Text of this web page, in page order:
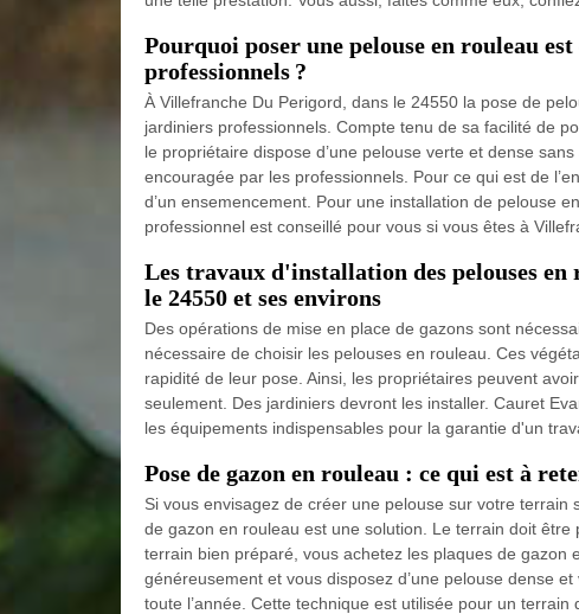
Pourquoi poser une pelouse en rouleau
professionnels ?
À Villefranche Du Perigord, dans le 24550 la pose de
jardiniers professionnels. Compte tenu de sa facilité de
le propriétaire dispose d’une pelouse verte et dense
encouragée par les professionnels. Pour ce qui est de
d’un ensemencement. Pour une installation de pelouse
professionnel est conseillé pour vous si vous êtes à
Les travaux d'installation des pelouses
le 24550 et ses environs
Des opérations de mise en place de gazons sont
nécessaire de choisir les pelouses en rouleau. Ces
rapidité de leur pose. Ainsi, les propriétaires peuvent
seulement. Des jardiniers devront les installer. Cauret
les équipements indispensables pour la garantie d'un
Pose de gazon en rouleau : ce qui est à
Si vous envisagez de créer une pelouse sur votre
de gazon en rouleau est une solution. Le terrain doit
terrain bien préparé, vous achetez les plaques de gazon
généreusement et vous disposez d’une pelouse dense
toute l’année. Cette technique est utilisée pour un